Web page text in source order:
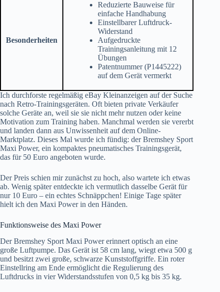
Besonderheiten
Reduzierte Bauweise für
einfache Handhabung
Einstellbarer Luftdruck-
Widerstand
Aufgedruckte
Trainingsanleitung mit 12
Übungen
Patentnummer (P1445222)
auf dem Gerät vermerkt
Ich durchforste regelmäßig eBay Kleinanzeigen auf der Suche
nach Retro-Trainingsgeräten. Oft bieten private Verkäufer
solche Geräte an, weil sie sie nicht mehr nutzen oder keine
Motivation zum Training haben. Manchmal werden sie vererbt
und landen dann aus Unwissenheit auf dem Online-
Marktplatz. Dieses Mal wurde ich fündig: der Bremshey Sport
Maxi Power, ein kompaktes pneumatisches Trainingsgerät,
das für 50 Euro angeboten wurde.
Der Preis schien mir zunächst zu hoch, also wartete ich etwas
ab. Wenig später entdeckte ich vermutlich dasselbe Gerät für
nur 10 Euro – ein echtes Schnäppchen! Einige Tage später
hielt ich den Maxi Power in den Händen.
Funktionsweise des Maxi Power
Der Bremshey Sport Maxi Power erinnert optisch an eine
große Luftpumpe. Das Gerät ist 58 cm lang, wiegt etwa 500 g
und besitzt zwei große, schwarze Kunststoffgriffe. Ein roter
Einstellring am Ende ermöglicht die Regulierung des
Luftdrucks in vier Widerstandsstufen von 0,5 kg bis 35 kg.